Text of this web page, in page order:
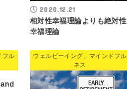
2020.12.21
相対性幸福理論よりも絶対性
幸福理論
フル
ウェルビーイング、マインドフル
ネス